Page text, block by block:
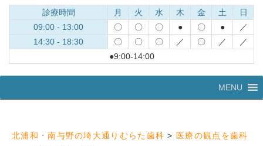
診療時間 月 火 水 木 金 土
日
09:00 - 13:00
〇 〇 〇 ● 〇 ●
／
14:30 - 18:30
〇 〇 〇 ／ 〇 ／
／
●9:00-14:00
へ
MENU
北浦和・南与野の埼大通りむらた歯科 > 医療の観点を歯科